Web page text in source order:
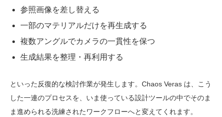
参照画像を差し替える
一部のマテリアルだけを再生成する
複数アングルでカメラの一貫性を保つ
生成結果を整理・再利用する
といった反復的な検討作業が発生します。Chaos Veras は、こう
した一連のプロセスを、いま使っている設計ツールの中でそのま
ま進められる洗練されたワークフローへと変えてくれます。